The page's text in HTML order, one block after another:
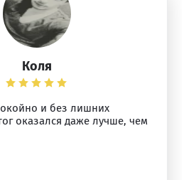
Коля
и без лишних
оказался даже лучше, чем